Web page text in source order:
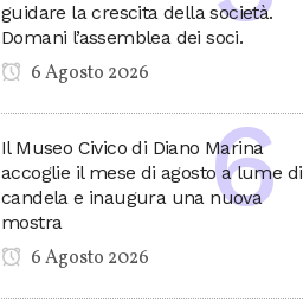
guidare la crescita della società.
Domani l’assemblea dei soci.
6 Agosto 2026
Il Museo Civico di Diano Marina
accoglie il mese di agosto a lume di
candela e inaugura una nuova
mostra
6 Agosto 2026